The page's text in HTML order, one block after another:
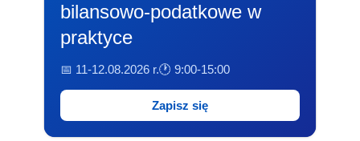
bilansowo-podatkowe w
praktyce
📅 11-12.08.2026 r.🕐 9:00-15:00
Zapisz się